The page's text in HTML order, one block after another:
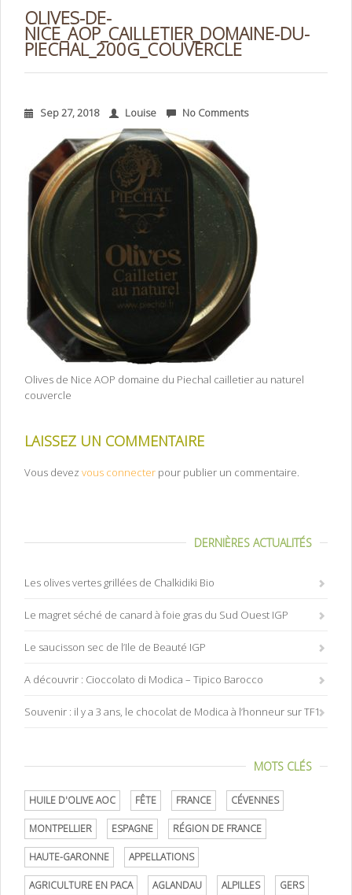
OLIVES-DE-
NICE_AOP_CAILLETIER_DOMAINE-DU-
PIECHAL_200G_COUVERCLE
Sep 27, 2018 Louise No Comments
Olives de Nice AOP domaine du Piechal cailletier au naturel
couvercle
LAISSEZ UN COMMENTAIRE
Vous devez vous connecter pour publier un commentaire.
DERNIÈRES ACTUALITÉS
Les olives vertes grillées de Chalkidiki Bio
Le magret séché de canard à foie gras du Sud Ouest IGP
Le saucisson sec de l’Ile de Beauté IGP
A découvrir : Cioccolato di Modica – Tipico Barocco
Souvenir : il y a 3 ans, le chocolat de Modica à l’honneur sur TF1
MOTS CLÉS
HUILE D'OLIVE AOC FÊTE FRANCE CÉVENNES
MONTPELLIER ESPAGNE RÉGION DE FRANCE
HAUTE-GARONNE APPELLATIONS
AGRICULTURE EN PACA AGLANDAU ALPILLES GERS